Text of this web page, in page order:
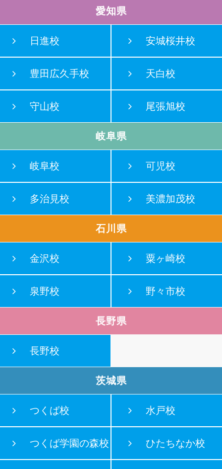
愛知県
日進校 安城桜井校
豊田広久手校 天白校
守山校 尾張旭校
岐阜県
岐阜校 可児校
多治見校 美濃加茂校
石川県
金沢校 粟ヶ崎校
泉野校 野々市校
長野県
長野校
茨城県
つくば校 水戸校
つくば学園の森校 ひたちなか校